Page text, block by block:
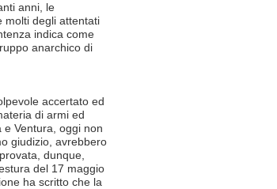
anni, le
molti degli attentati
indica come
anarchico di
accertato ed
di armi ed
Ventura, oggi non
giudizio, avrebbero
dunque,
del 17 maggio
ha scritto che la